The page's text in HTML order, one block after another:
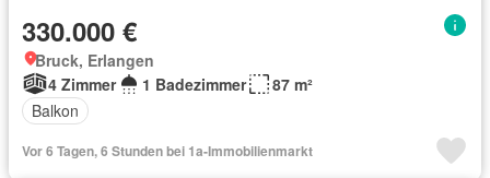
330.000 €
Bruck, Erlangen
4 Zimmer
1 Badezimmer
87 m²
Balkon
Vor 6 Tagen, 6 Stunden bei 1a-Immobilienmarkt